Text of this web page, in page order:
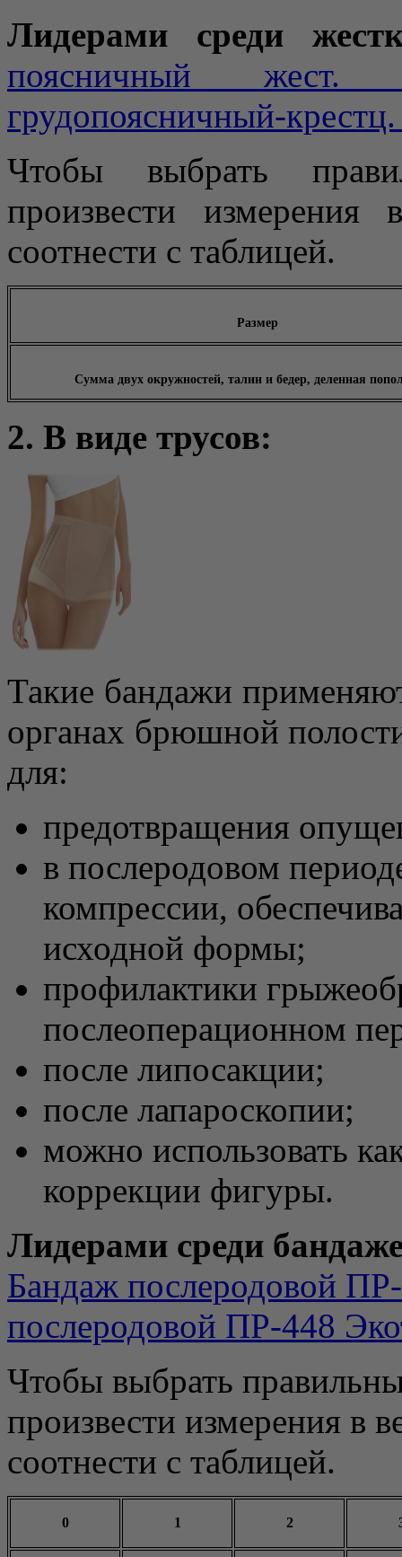
Лидерами среди
поясничный жест.
грудопоясничный-
Чтобы выбрать
произвести
соотнести с таблицей.
Размер
Сумма двух окружностей, талии и бедер, деленная
2. В виде трусов:
Такие бандажи
органах брюшной
для:
предотвращения
в послеродовом
компрессии,
исходной формы;
профилактики
послеоперационном
после липосакции;
после лапароскопии;
можно использовать
коррекции фигуры.
Лидерами среди
Бандаж послеродовой
послеродовой ПР-448
Чтобы выбрать
произвести измерения в
соотнести с таблицей.
0 1 2